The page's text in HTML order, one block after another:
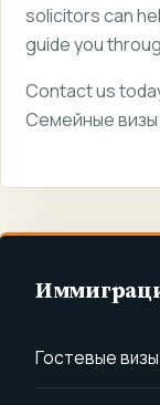
solicitors can
guide you
Contact us
Семейные
Гостевые